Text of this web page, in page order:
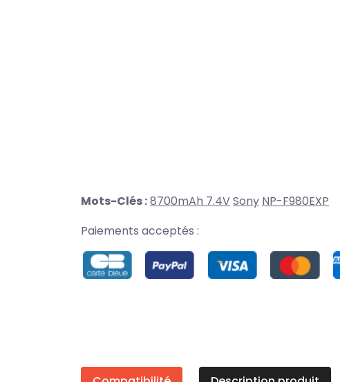
Mots-Clés :8700mAh 7.4VSony NP-F980EXP
Paiements acceptés :